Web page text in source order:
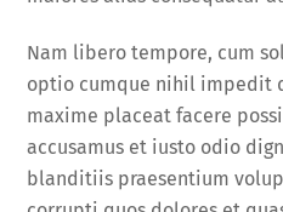
Nam libero tempore, cum
optio cumque nihil impedit
maxime placeat facere
accusamus et iusto odio
blanditiis praesentium